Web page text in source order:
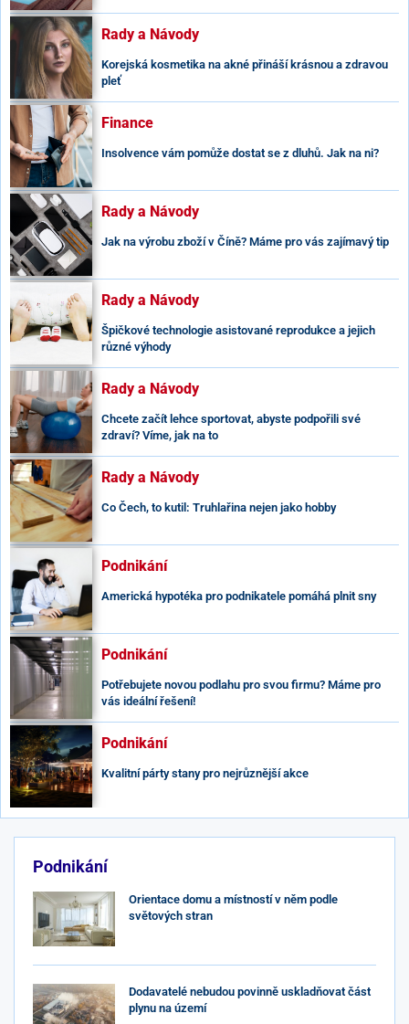
Podnikání
Orientace domu a místností v něm podle
světových stran
Dodavatelé nebudou povinně uskladňovat část
plynu na území
Rady a Návody
Korejská kosmetika na akné přináší krásnou a zdravou
pleť
Finance
Insolvence vám pomůže dostat se z dluhů. Jak na ni?
Rady a Návody
Jak na výrobu zboží v Číně? Máme pro vás zajímavý tip
Rady a Návody
Špičkové technologie asistované reprodukce a jejich
různé výhody
Rady a Návody
Chcete začít lehce sportovat, abyste podpořili své
zdraví? Víme, jak na to
Rady a Návody
Co Čech, to kutil: Truhlařina nejen jako hobby
Podnikání
Americká hypotéka pro podnikatele pomáhá plnit sny
Podnikání
Potřebujete novou podlahu pro svou firmu? Máme pro
vás ideální řešení!
Podnikání
Kvalitní párty stany pro nejrůznější akce